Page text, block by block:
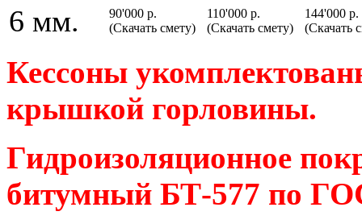
6 мм.
90'000 р.
(Скачать смету)
110'000 р.
(Скачать смету)
144'000 р.
(Скачать
Кессоны
крышкой горловины.
Гидроизоляционное
битумный БТ-577 по